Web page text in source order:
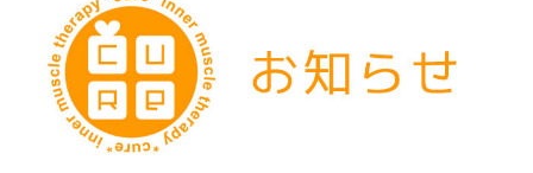
キュア整骨院の特徴
交通事故（自
筋肉治療